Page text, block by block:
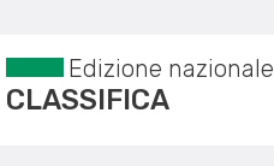
Edizione nazionale
CLASSIFICA